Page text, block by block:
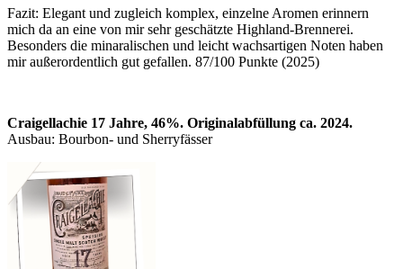
Fazit: Elegant und zugleich komplex, einzelne Aromen erinnern
mich da an eine von mir sehr geschätzte Highland-Brennerei.
Besonders die minaralischen und leicht wachsartigen Noten haben
mir außerordentlich gut gefallen. 87/100 Punkte (2025)
Craigellachie 17 Jahre, 46%. Originalabfüllung ca. 2024.
Ausbau: Bourbon- und Sherryfässer